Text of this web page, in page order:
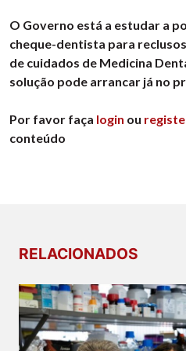
O Governo está a estudar a
cheque-dentista para
de cuidados de Medicina
solução pode arrancar já no
Por favor faça login ou
conteúdo
RELACIONADOS